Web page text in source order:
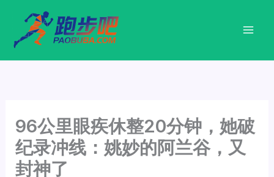
96公里眼疾休整20分钟，她破
纪录冲线：姚妙的阿兰谷，又
封神了